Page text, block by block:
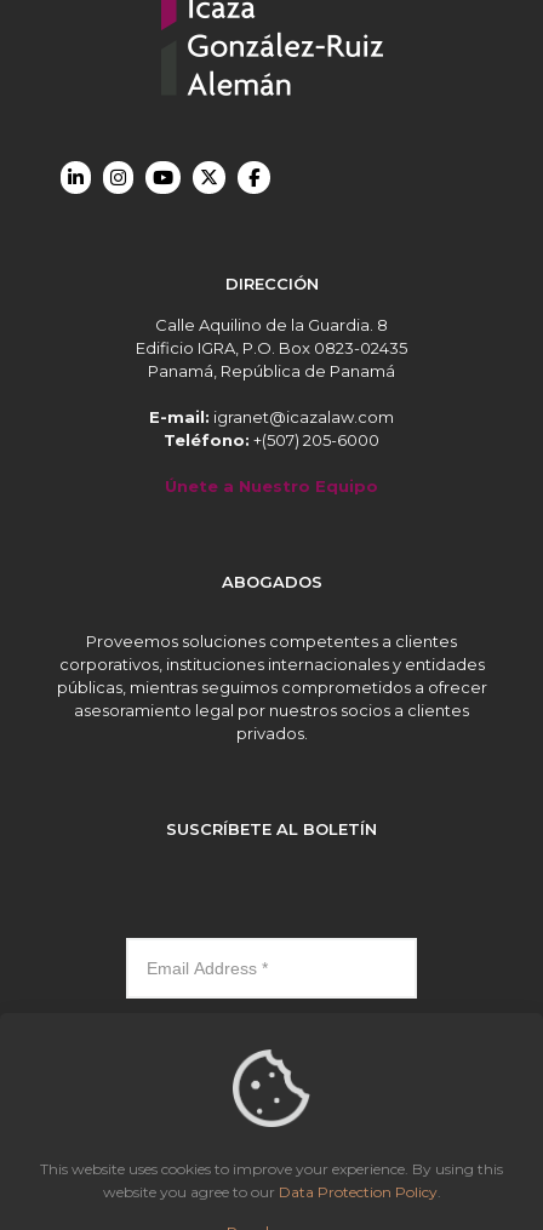
DIRECCIÓN
Calle Aquilino de la Guardia. 8
Edificio IGRA, P.O. Box 0823-02435
Panamá, República de Panamá
E-mail: igranet@icazalaw.com
Teléfono: +(507) 205-6000
Únete a Nuestro Equipo
ABOGADOS
Proveemos soluciones competentes a clientes
corporativos, instituciones internacionales y entidades
públicas, mientras seguimos comprometidos a ofrecer
asesoramiento legal por nuestros socios a clientes
privados.
SUSCRÍBETE AL BOLETÍN
This website uses cookies to improve your experience. By using this
website you agree to our Data Protection Policy.